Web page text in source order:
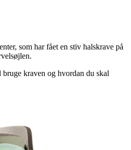
som har fået en stiv halskrave på
kraven og hvordan du skal